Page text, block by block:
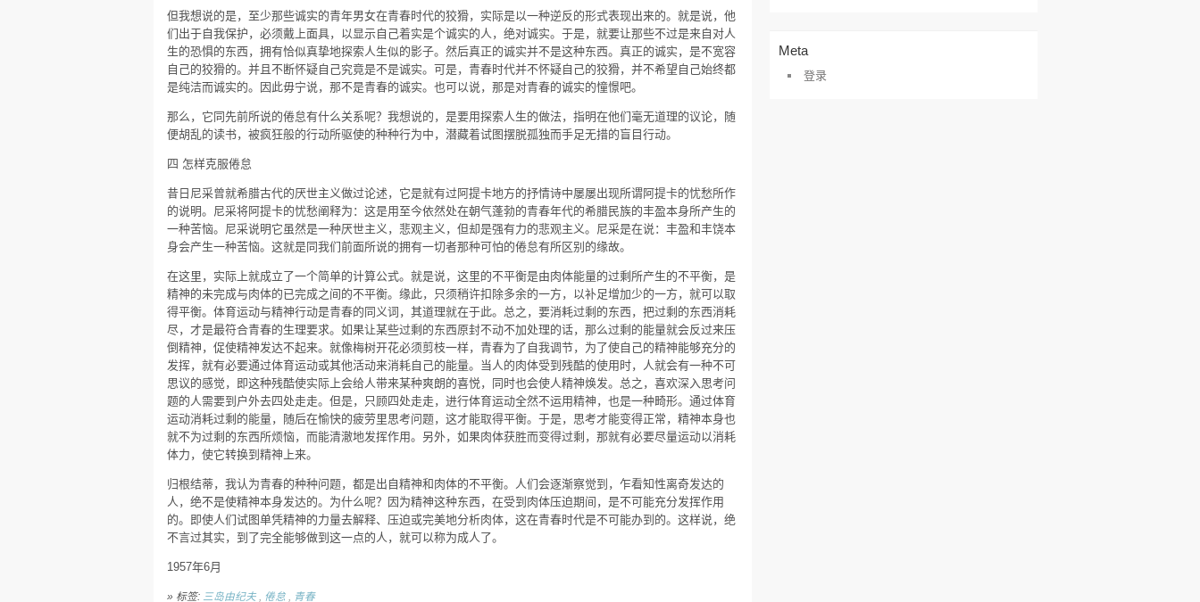
但我想说的是，至少那些诚实的青年男女在青春时代的狡猾，实际是以一种逆反的形式表现出来的。就是说，他
们出于自我保护，必须戴上面具，以显示自己着实是个诚实的人，绝对诚实。于是，就要让那些不过是来自对人
生的恐惧的东西，拥有恰似真挚地探索人生似的影子。然后真正的诚实并不是这种东西。真正的诚实，是不宽容
自己的狡猾的。并且不断怀疑自己究竟是不是诚实。可是，青春时代并不怀疑自己的狡猾，并不希望自己始终都
是纯洁而诚实的。因此毋宁说，那不是青春的诚实。也可以说，那是对青春的诚实的憧憬吧。
那么，它同先前所说的倦怠有什么关系呢？我想说的，是要用探索人生的做法，指明在他们毫无道理的议论，随
便胡乱的读书，被疯狂般的行动所驱使的种种行为中，潜藏着试图摆脱孤独而手足无措的盲目行动。
四 怎样克服倦怠
昔日尼采曾就希腊古代的厌世主义做过论述，它是就有过阿提卡地方的抒情诗中屡屡出现所谓阿提卡的忧愁所作
的说明。尼采将阿提卡的忧愁阐释为：这是用至今依然处在朝气蓬勃的青春年代的希腊民族的丰盈本身所产生的
一种苦恼。尼采说明它虽然是一种厌世主义，悲观主义，但却是强有力的悲观主义。尼采是在说：丰盈和丰饶本
身会产生一种苦恼。这就是同我们前面所说的拥有一切者那种可怕的倦怠有所区别的缘故。
在这里，实际上就成立了一个简单的计算公式。就是说，这里的不平衡是由肉体能量的过剩所产生的不平衡，是
精神的未完成与肉体的已完成之间的不平衡。缘此，只须稍许扣除多余的一方，以补足增加少的一方，就可以取
得平衡。体育运动与精神行动是青春的同义词，其道理就在于此。总之，要消耗过剩的东西，把过剩的东西消耗
尽，才是最符合青春的生理要求。如果让某些过剩的东西原封不动不加处理的话，那么过剩的能量就会反过来压
倒精神，促使精神发达不起来。就像梅树开花必须剪枝一样，青春为了自我调节，为了使自己的精神能够充分的
发挥，就有必要通过体育运动或其他活动来消耗自己的能量。当人的肉体受到残酷的使用时，人就会有一种不可
思议的感觉，即这种残酷使实际上会给人带来某种爽朗的喜悦，同时也会使人精神焕发。总之，喜欢深入思考问
题的人需要到户外去四处走走。但是，只顾四处走走，进行体育运动全然不运用精神，也是一种畸形。通过体育
运动消耗过剩的能量，随后在愉快的疲劳里思考问题，这才能取得平衡。于是，思考才能变得正常，精神本身也
就不为过剩的东西所烦恼，而能清澈地发挥作用。另外，如果肉体获胜而变得过剩，那就有必要尽量运动以消耗
体力，使它转换到精神上来。
归根结蒂，我认为青春的种种问题，都是出自精神和肉体的不平衡。人们会逐渐察觉到，乍看知性离奇发达的
人，绝不是使精神本身发达的。为什么呢？因为精神这种东西，在受到肉体压迫期间，是不可能充分发挥作用
的。即使人们试图单凭精神的力量去解释、压迫或完美地分析肉体，这在青春时代是不可能办到的。这样说，绝
不言过其实，到了完全能够做到这一点的人，就可以称为成人了。
1957年6月
» 标签: 三岛由纪夫 倦怠 青春
Meta
登录